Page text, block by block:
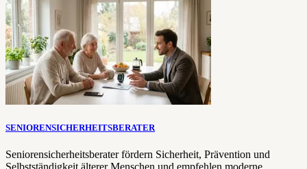
SENIORENSICHERHEITSBERATER
Seniorensicherheitsberater fördern Sicherheit, Prävention und
Selbstständigkeit älterer Menschen und empfehlen moderne